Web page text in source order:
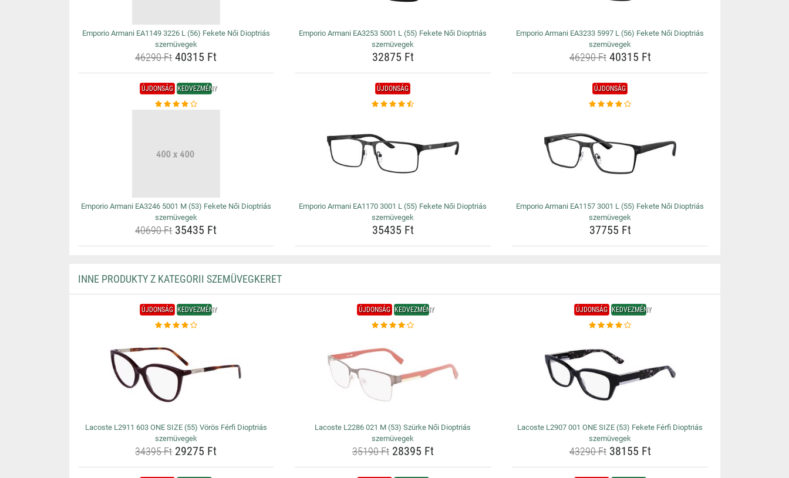
Emporio Armani EA1149 3226 L (56) Fekete Női Dioptriás
szemüvegek
46290 Ft40315 Ft
Emporio Armani EA3253 5001 L (55) Fekete Női Dioptriás
szemüvegek
32875 Ft
Emporio Armani EA3233 5997 L (56) Fekete Női Dioptriás
szemüvegek
46290 Ft40315 Ft
ÚJDONSÁG KEDVEZMÉNY
Emporio Armani EA3246 5001 M (53) Fekete Női Dioptriás
szemüvegek
40690 Ft35435 Ft
ÚJDONSÁG
Emporio Armani EA1170 3001 L (55) Fekete Női Dioptriás
szemüvegek
35435 Ft
ÚJDONSÁG
Emporio Armani EA1157 3001 L (55) Fekete Női Dioptriás
szemüvegek
37755 Ft
INNE PRODUKTY Z KATEGORII SZEMÜVEGKERET
ÚJDONSÁG KEDVEZMÉNY
Lacoste L2911 603 ONE SIZE (55) Vörös Férfi Dioptriás
szemüvegek
34395 Ft29275 Ft
ÚJDONSÁG KEDVEZMÉNY
Lacoste L2286 021 M (53) Szürke Női Dioptriás
szemüvegek
35190 Ft28395 Ft
ÚJDONSÁG KEDVEZMÉNY
Lacoste L2907 001 ONE SIZE (53) Fekete Férfi Dioptriás
szemüvegek
43290 Ft38155 Ft